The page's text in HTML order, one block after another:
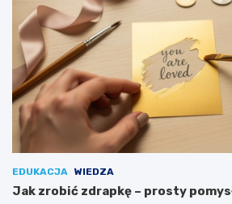
EDUKACJA WIEDZA
Jak zrobić zdrapkę – prosty